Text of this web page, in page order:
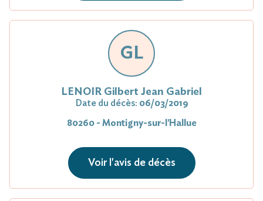
GL
LENOIR Gilbert Jean Gabriel
Date du décès: 06/03/2019
80260 - Montigny-sur-l'Hallue
Voir l'avis de décès